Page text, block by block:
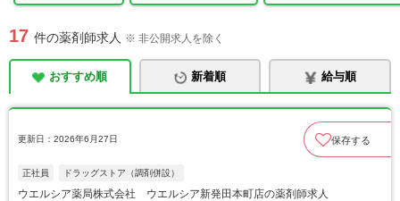
17 件の薬剤師求人 ※ 非公開求人を除く
おすすめ順 新着順 給与順
更新日：2026年6月27日 保存する
正社員 ドラッグストア（調剤併設）
ウエルシア薬局株式会社 ウエルシア新発田本町店の薬剤師求人